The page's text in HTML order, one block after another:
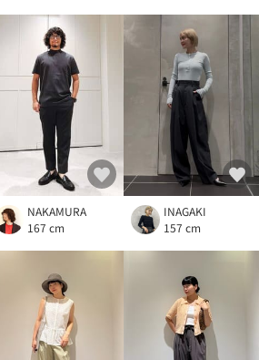
NAKAMURA
167 cm
INAGAKI
157 cm